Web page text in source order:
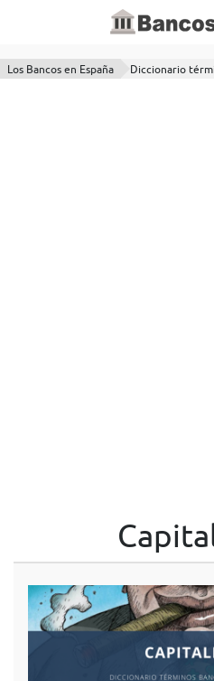
Los Bancos en España Diccionario